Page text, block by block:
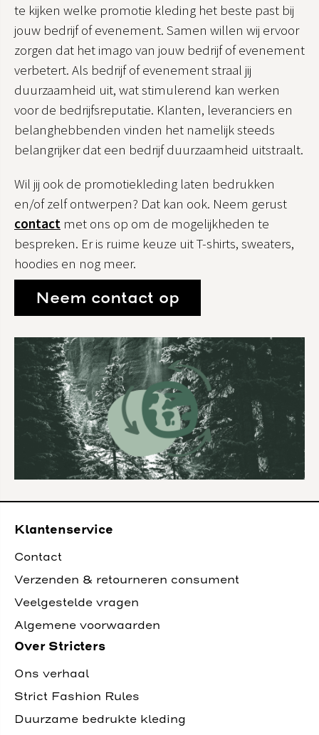
te kijken welke promotie kleding het beste past bij
jouw bedrijf of evenement. Samen willen wij ervoor
zorgen dat het imago van jouw bedrijf of evenement
verbetert. Als bedrijf of evenement straal jij
duurzaamheid uit, wat stimulerend kan werken
voor de bedrijfsreputatie. Klanten, leveranciers en
belanghebbenden vinden het namelijk steeds
belangrijker dat een bedrijf duurzaamheid uitstraalt.
Wil jij ook de promotiekleding laten bedrukken
en/of zelf ontwerpen? Dat kan ook. Neem gerust
contact met ons op om de mogelijkheden te
bespreken. Er is ruime keuze uit T-shirts, sweaters,
hoodies en nog meer.
Neem contact op
Klantenservice
Contact
Verzenden & retourneren consument
Veelgestelde vragen
Algemene voorwaarden
Over Stricters
Ons verhaal
Strict Fashion Rules
Duurzame bedrukte kleding